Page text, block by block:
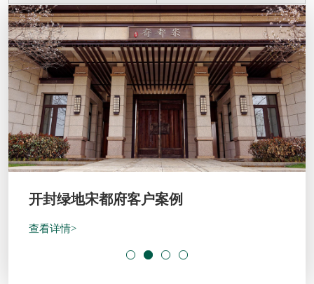
建业春天里客户案例
查看详情>